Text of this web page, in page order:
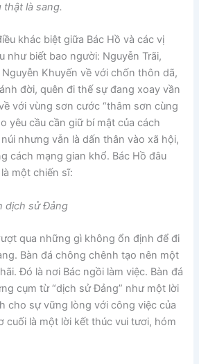
thật là sang.
khác biệt giữa Bác Hồ và các vị
như biết bao người: Nguyễn Trãi,
Khuyến về với chốn thôn dã,
đời, quên đi thế sự đang xoay vần
với vùng sơn cước “thâm sơn cùng
yêu cầu cần giữ bí mật của cách
nhưng vẫn là dấn thân vào xã hội,
cách mạng gian khổ. Bác Hồ đâu
một chiến sĩ:
dịch sử Đảng
qua những gì không ổn định để đi
Bàn đá chông chênh tạo nên một
Đó là nơi Bác ngồi làm việc. Bàn đá
cụm từ “dịch sử Đảng” như một lời
cho sự vững lòng với công việc của
cuối là một lời kết thúc vui tươi, hóm